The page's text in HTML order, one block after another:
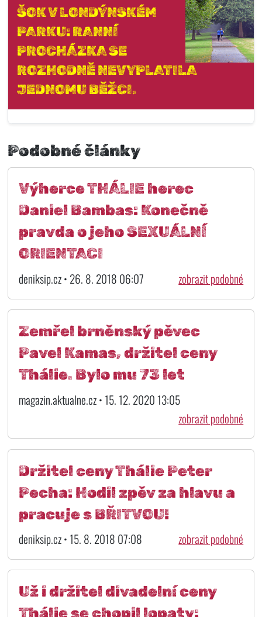
ŠOK V LONDÝNSKÉM
PARKU: RANNÍ
PROCHÁZKA SE
ROZHODNĚ NEVYPLATILA
JEDNOMU BĚŽCI.
Podobné články
Výherce THÁLIE herec
Daniel Bambas: Konečně
pravda o jeho SEXUÁLNÍ
ORIENTACI
deniksip.cz • 26. 8. 2018 06:07 zobrazit podobné
Zemřel brněnský pěvec
Pavel Kamas, držitel ceny
Thálie. Bylo mu 73 let
magazin.aktualne.cz • 15. 12. 2020 13:05
zobrazit podobné
Držitel ceny Thálie Peter
Pecha: Hodil zpěv za hlavu a
pracuje s BŘITVOU!
deniksip.cz • 15. 8. 2018 07:08 zobrazit podobné
Už i držitel divadelní ceny
Thálie se chopil lopaty: